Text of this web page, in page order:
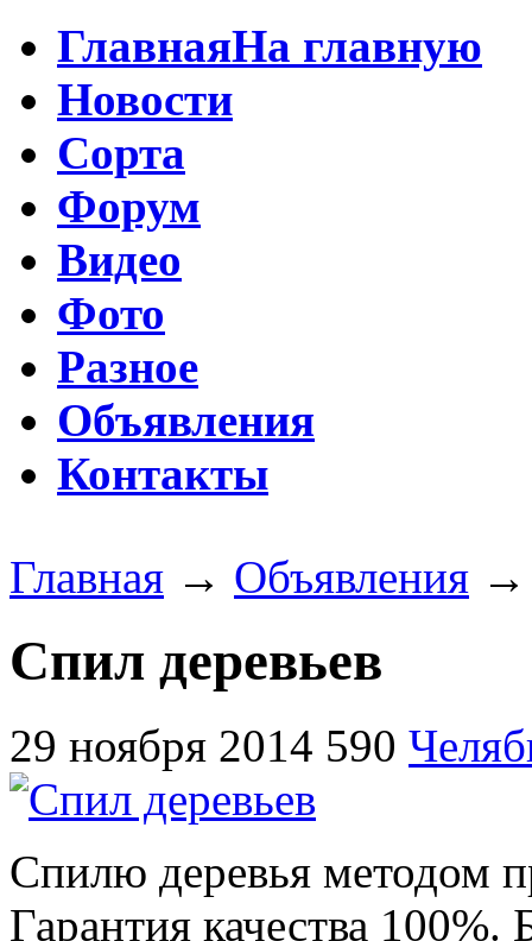
ГлавнаяНа главную
Новости
Сорта
Форум
Видео
Фото
Разное
Объявления
Контакты
Главная → Объявления
Спил деревьев
29 ноября 2014 590
Спилю деревья методом
Гарантия качества